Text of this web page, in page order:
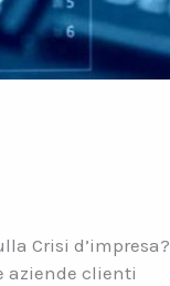
Crisi d’impresa?
aziende clienti